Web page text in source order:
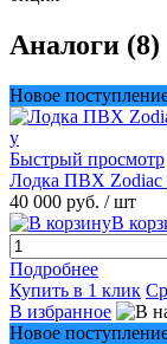
Аналоги (8)
Новое
Быстрый просмотр
Лодка ПВХ Zodiac
40 000 руб. / шт
В
Подробнее
Купить в 1 клик
В избранное
Новое